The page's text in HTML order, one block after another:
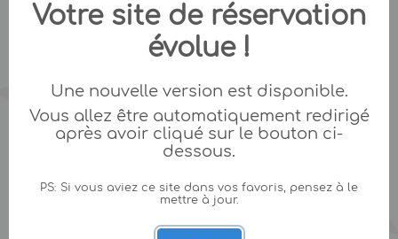
Votre site de réservation
évolue !
Une nouvelle version est disponible.
Vous allez être automatiquement redirigé
après avoir cliqué sur le bouton ci-
dessous.
PS: Si vous aviez ce site dans vos favoris, pensez à le
mettre à jour.